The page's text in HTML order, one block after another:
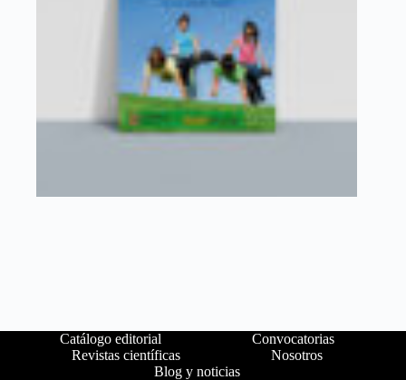
Catálogo editorial
Convocatorias
Revistas científicas
Nosotros
Blog y noticias